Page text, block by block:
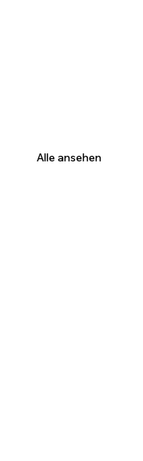
Alle ansehen